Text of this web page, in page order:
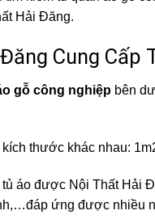
Hải Đăng.
Cung Cấp
gỗ công nghiệp bên
kích thước khác nhau:
áo được Nội Thất Hải
ứng được nhiều